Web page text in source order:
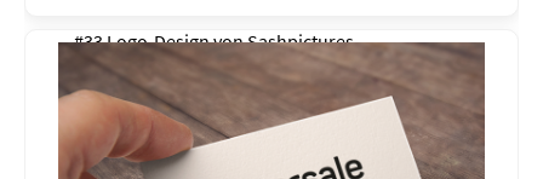
#33 Logo-Design vonSashpictures